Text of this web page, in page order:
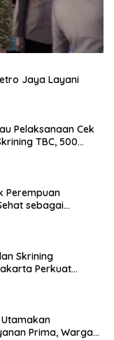
Jaya Layani
Pelaksanaan Cek
TBC, 500
Perempuan
sebagai
Skrining
Perkuat
Utamakan
Prima, Warga